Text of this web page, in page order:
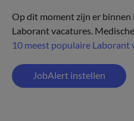
Op dit moment zijn er
Laborant vacatures.
10 meest populaire Laborant
JobAlert instellen